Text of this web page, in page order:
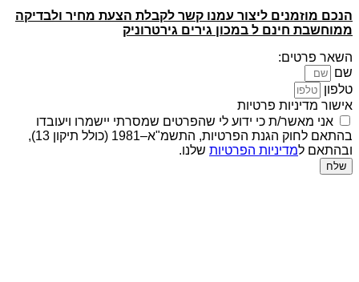
הנכם מוזמנים ליצור עמנו קשר לקבלת הצעת מחיר ולבדיקה
ממוחשבת חינם ל במכון גירים גירטרוניק
השאר פרטים:
שם
טלפון
אישור מדיניות פרטיות
אני מאשר/ת כי ידוע לי שהפרטים שמסרתי יישמרו ויעובדו
בהתאם לחוק הגנת הפרטיות, התשמ"א–1981 (כולל תיקון 13),
ובהתאם למדיניות הפרטיות שלנו.
שלח